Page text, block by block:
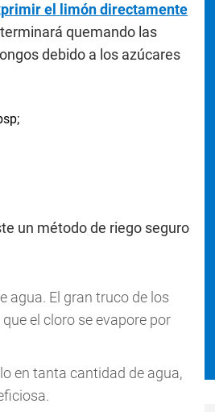
el limón directamente
quemando las
debido a los azúcares
un método de riego seguro
agua. El gran truco de los
el cloro se evapore por
en tanta cantidad de agua,